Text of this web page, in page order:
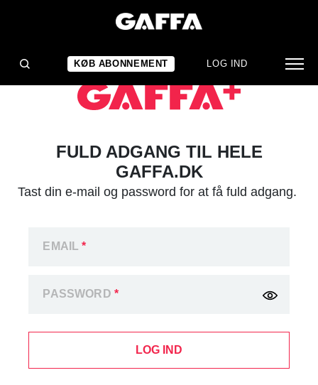
KØB ABONNEMENT LOG IND
FULD ADGANG TIL HELE
GAFFA.DK
Tast din e-mail og password for at få fuld adgang.
EMAIL*
PASSWORD *
LOG IND